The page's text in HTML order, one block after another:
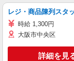
レジ・商品陳列スタ
時給 1,300円
大阪市中央区
詳細を見